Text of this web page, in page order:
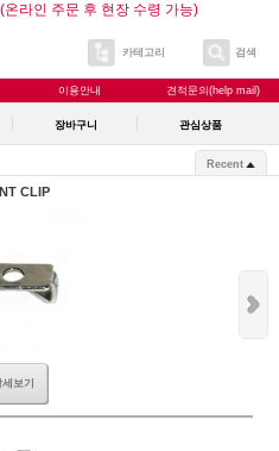
라인 주문 후 현장 수령 가능)
카테고리 검색
이용안내 견적문의(help mail)
장바구니 관심상품
Recent
CLIP
보기